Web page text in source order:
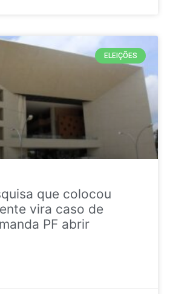
ELEIÇÕES
que colocou
vira caso de
PF abrir